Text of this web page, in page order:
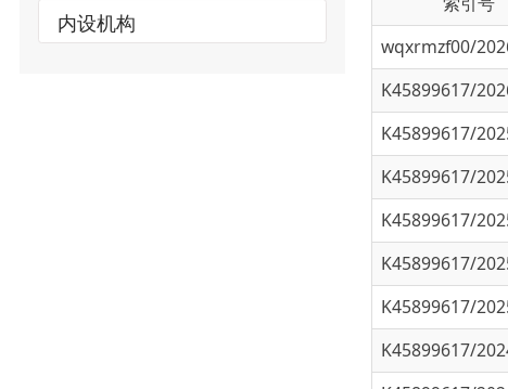
K45899617/2026-00450
K45899617/2025-01428
K45899617/2025-01391
K45899617/2025-01257
K45899617/2025-01245
K45899617/2025-00247
K45899617/2024-03168
K45899617/2024-02493
K45899617/2024-01562
K45899617/2023-02874